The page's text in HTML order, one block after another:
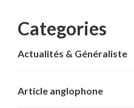
Categories
Actualités & Généraliste
Article anglophone